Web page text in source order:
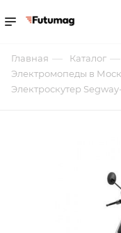
Главная — Каталог —
Электромопеды в
Электроскутер